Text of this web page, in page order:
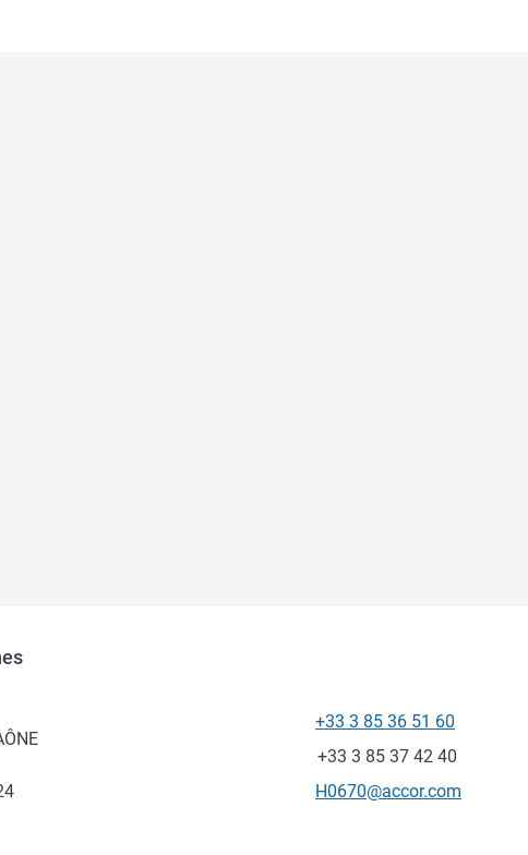
Телефон
+33 3 85 36 51 60
Факс
+33 3 85 37 42 40
Контактный адрес
H0670@accor.com